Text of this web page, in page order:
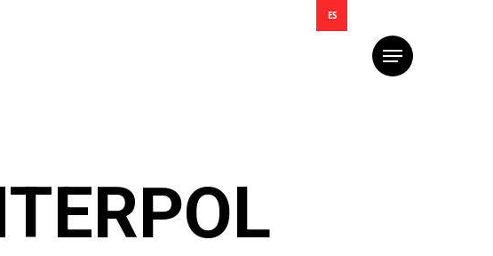
ES
Menú